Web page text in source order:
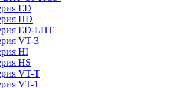
ED
HD
ED-LHT
VT-3
HI
HS
VT-T
VT-1